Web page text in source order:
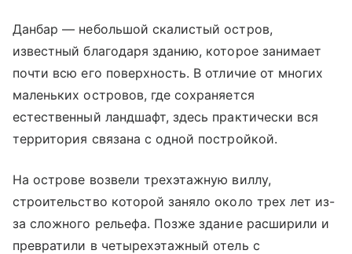
Данбар — небольшой скалистый остров,
известный благодаря зданию, которое занимает
почти всю его поверхность. В отличие от многих
маленьких островов, где сохраняется
естественный ландшафт, здесь практически вся
территория связана с одной постройкой.
На острове возвели трехэтажную виллу,
строительство которой заняло около трех лет из-
за сложного рельефа. Позже здание расширили и
превратили в четырехэтажный отель с